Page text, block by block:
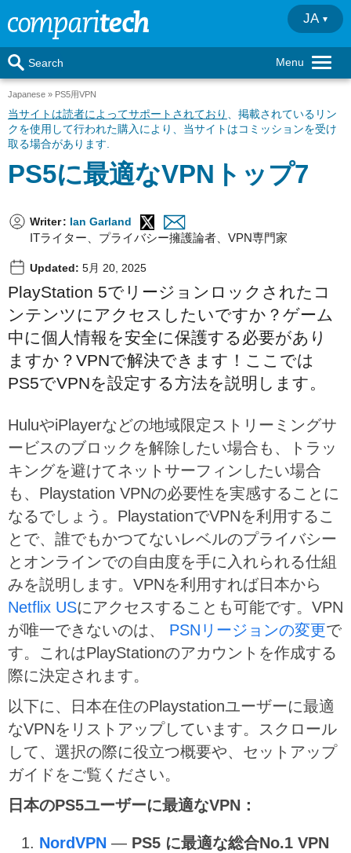
Menu
Search
JA
Japanese PS5用VPN
当サイトは読者によってサポートされており
、掲載されているリン
クを使用して行われた購入により、当サイトはコミッションを受け
取る場合があります.
PS5に最適なVPNトップ7
Writer: Ian Garland
ITライター、プライバシー擁護論者、VPN専門家
Updated: 5月 20, 2025
PlayStation 5でリージョンロック された コ
ンテンツにアクセスしたいですか？ゲーム
中に個人情報を安全に保護する必要があり
ますか？VPNで解決できます！ここでは
PS5でVPNを設定する方法を説明します。
HuluやiPlayerなどの地域限定ストリーミングサ
ービスのブロックを解除したい場合も、トラッ
キングを避けてネットサーフィンしたい場合
も、Playstation VPNの必要性を実感することに
なるでしょう。PlaystationでVPNを利用するこ
とで、誰でもかつてないレベルのプライバシー
とオンラインでの自由度を手に入れられる仕組
みを説明します。VPNを利用すれば日本から
Netflix USにアクセスすることも可能です。VPN
が唯一できないのは、 PSNリージョンの変更で
す。これはPlayStationのアカウントを作成する
際に決定されます。
以下に、日本在住のPlaystationユーザーに最適
なVPNをリストアップしています。スクロール
して、選択の際に役立つ概要や、セットアップ
ガイドをご覧ください。
日本のPS5ユーザーに最適なVPN：
NordVPN — PS5 に最適な総合No.1 VPN